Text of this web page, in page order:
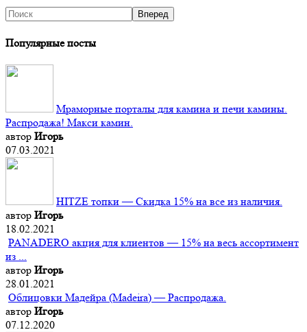
Популярные посты
Мраморные порталы для камина и печи камины.
Распродажа! Макси камин.
автор Игорь
07.03.2021
HITZE топки — Скидка 15% на все из наличия.
автор Игорь
18.02.2021
PANADERO акция для клиентов — 15% на весь ассортимент
из ...
автор Игорь
28.01.2021
Облицовки Мадейра (Мadeira) — Распродажа.
автор Игорь
07.12.2020